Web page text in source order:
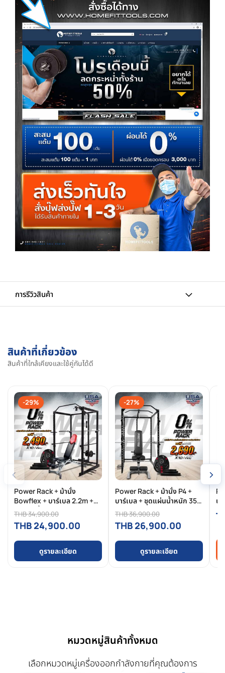
การรีวิวสินค้า
สินค้าที่เกี่ยวข้อง
สินค้าที่ใกล้เคียงและใช้คู่กันได้ดี
‹
-29%
Power Rack + ม้านั่ง
Bowflex + บาร์เบล 2.2m +
ชุดแผ่นน้ำหนัก 35 กิโล
THB 34,900.00
THB 24,900.00
ดูรายละเอียด
-27%
Power Rack + ม้านั่ง P4 +
บาร์เบล + ชุดแผ่นน้ำหนัก 35
กิโล
THB 36,900.00
THB 26,900.00
ดูรายละเอียด
น้
›
หมวดหมู่สินค้าทั้งหมด
เลือกหมวดหมู่เครื่องออกกำลังกายที่คุณต้องการ